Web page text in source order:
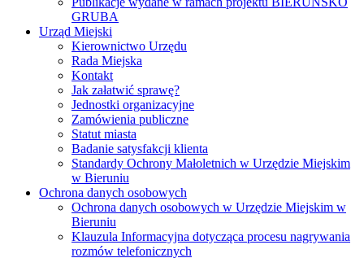
GRUBA
Urząd Miejski
Kierownictwo Urzędu
Rada Miejska
Kontakt
Jak załatwić sprawę?
Jednostki organizacyjne
Zamówienia publiczne
Statut miasta
Badanie satysfakcji klienta
Standardy Ochrony Małoletnich w Urzędzie Miejskim
w Bieruniu
Ochrona danych osobowych
Ochrona danych osobowych w Urzędzie Miejskim w
Bieruniu
Klauzula Informacyjna dotycząca procesu nagrywania
rozmów telefonicznych